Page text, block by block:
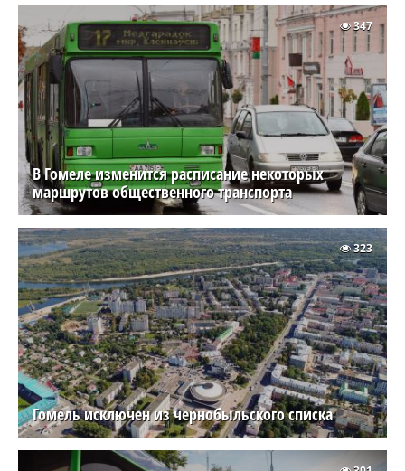
В Гомеле изменится расписание некоторых
маршрутов общественного транспорта
347
Гомель исключен из чернобыльского списка
323